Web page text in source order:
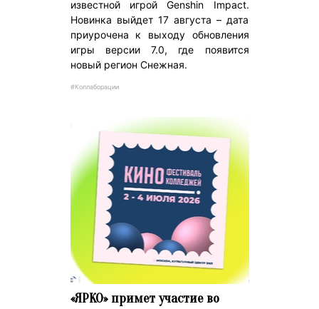
известной игрой Genshin Impact.
Новинка выйдет 17 августа – дата
приурочена к выходу обновления
игры версии 7.0, где появится
новый регион Снежная.
#Коллаборации
«ЯРКО» примет участие во